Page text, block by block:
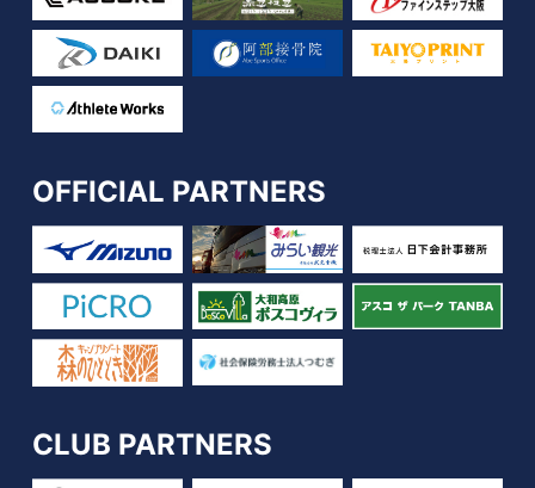
OFFICIAL PARTNERS
CLUB PARTNERS